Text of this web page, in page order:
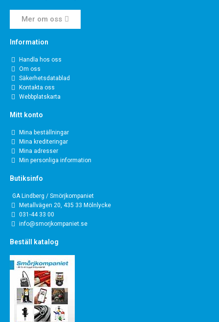
Mer om oss
Information
Handla hos oss
Om oss
Säkerhetsdatablad
Kontakta oss
Webbplatskarta
Mitt konto
Mina beställningar
Mina krediteringar
Mina adresser
Min personliga information
Butiksinfo
GA Lindberg / Smörjkompaniet
Metallvägen 20, 435 33 Mölnlycke
031-44 33 00
info@smorjkompaniet.se
Beställ katalog